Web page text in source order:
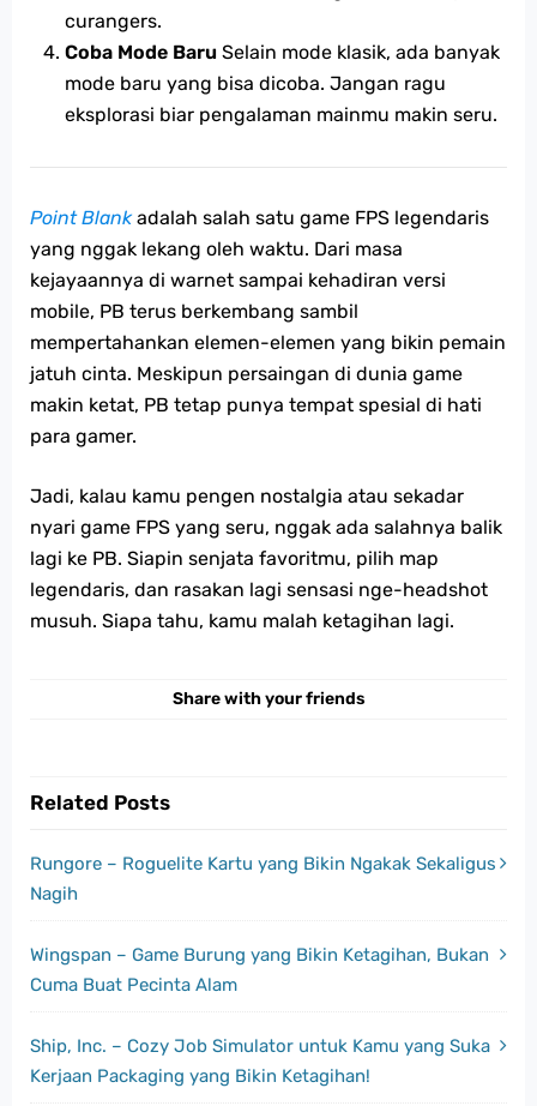
curangers.
Coba Mode Baru Selain mode klasik, ada banyak
mode baru yang bisa dicoba. Jangan ragu
eksplorasi biar pengalaman mainmu makin seru.
Point Blankadalah salah satu game FPS legendaris
yang nggak lekang oleh waktu. Dari masa
kejayaannya di warnet sampai kehadiran versi
mobile, PB terus berkembang sambil
mempertahankan elemen-elemen yang bikin pemain
jatuh cinta. Meskipun persaingan di dunia game
makin ketat, PB tetap punya tempat spesial di hati
para gamer.
Jadi, kalau kamu pengen nostalgia atau sekadar
nyari game FPS yang seru, nggak ada salahnya balik
lagi ke PB. Siapin senjata favoritmu, pilih map
legendaris, dan rasakan lagi sensasi nge-headshot
musuh. Siapa tahu, kamu malah ketagihan lagi.
Share with your friends
Related Posts
Rungore – Roguelite Kartu yang Bikin Ngakak Sekaligus
Nagih
Wingspan – Game Burung yang Bikin Ketagihan, Bukan
Cuma Buat Pecinta Alam
Ship, Inc. – Cozy Job Simulator untuk Kamu yang Suka
Kerjaan Packaging yang Bikin Ketagihan!